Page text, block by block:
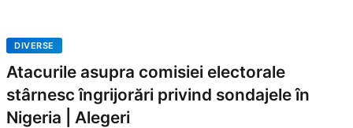
DIVERSE
Atacurile asupra comisiei electorale
stârnesc îngrijorări privind sondajele în
Nigeria | Alegeri